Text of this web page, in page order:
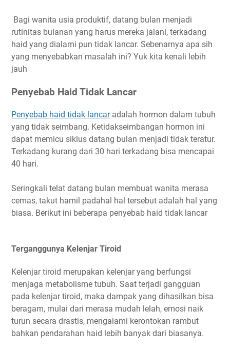
Bagi wanita usia produktif, datang bulan menjadi
rutinitas bulanan yang harus mereka jalani, terkadang
haid yang dialami pun tidak lancar. Sebenarnya apa sih
yang menyebabkan masalah ini? Yuk kita kenali lebih
jauh
Penyebab Haid Tidak Lancar
Penyebab haid tidak lancaradalah hormon dalam tubuh
yang tidak seimbang. Ketidakseimbangan hormon ini
dapat memicu siklus datang bulan menjadi tidak teratur.
Terkadang kurang dari 30 hari terkadang bisa mencapai
40 hari.
Seringkali telat datang bulan membuat wanita merasa
cemas, takut hamil padahal hal tersebut adalah hal yang
biasa. Berikut ini beberapa penyebab haid tidak lancar
Terganggunya Kelenjar Tiroid
Kelenjar tiroid merupakan kelenjar yang berfungsi
menjaga metabolisme tubuh. Saat terjadi gangguan
pada kelenjar tiroid, maka dampak yang dihasilkan bisa
beragam, mulai dari merasa mudah lelah, emosi naik
turun secara drastis, mengalami kerontokan rambut
bahkan pendarahan haid lebih banyak dari biasanya.